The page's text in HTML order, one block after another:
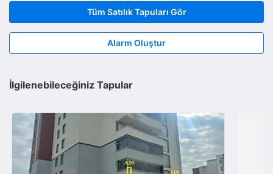
Tüm Satılık Tapuları Gör
Alarm Oluştur
İlgilenebileceğiniz Tapular